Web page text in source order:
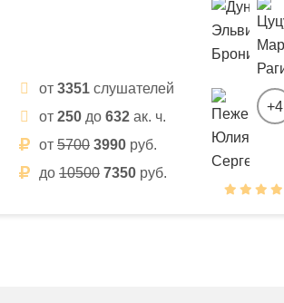
от 3351 слушателей
от 250 до 632 ак. ч.
от 5700 3990 руб.
до 10500 7350 руб.
+4